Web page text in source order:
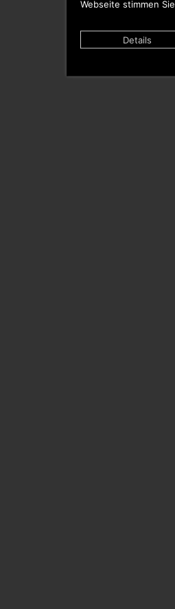
Webseite stimmen
Details